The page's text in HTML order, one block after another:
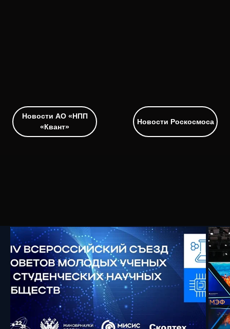
Новости АО «НПП
«Квант»
Новости Роскосмоса